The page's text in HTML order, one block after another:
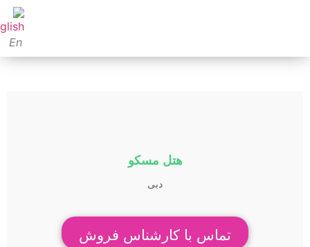
En
هتل مسکو
دبی
تماس با کارشناس فروش